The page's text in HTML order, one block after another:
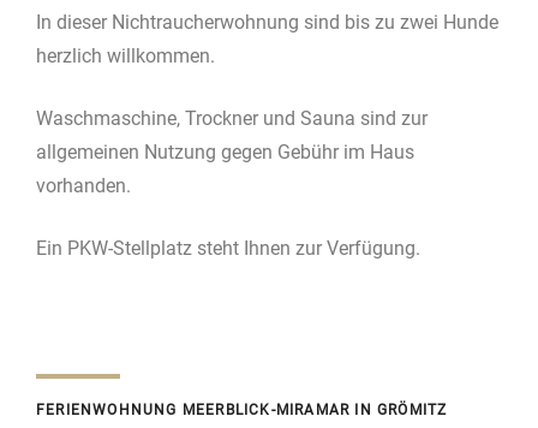
In dieser Nichtraucherwohnung sind bis zu zwei Hunde
herzlich willkommen.
Waschmaschine, Trockner und Sauna sind zur
allgemeinen Nutzung gegen Gebühr im Haus
vorhanden.
Ein PKW-Stellplatz steht Ihnen zur Verfügung.
FERIENWOHNUNG MEERBLICK-MIRAMAR IN GRÖMITZ